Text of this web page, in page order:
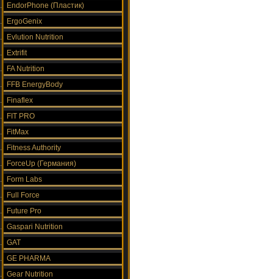
EndorPhone (Пластик)
ErgoGenix
Evlution Nutrition
Extrifit
FA Nutrition
FFB EnergyBody
Finaflex
FIT PRO
FitMax
Fitness Authority
ForceUp (Германия)
Form Labs
Full Force
Future Pro
Gaspari Nutrition
GAT
GE PHARMA
Gear Nutrition